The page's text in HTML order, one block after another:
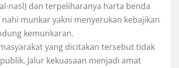
nasl) dan terpeliharanya harta benda
munkar yakni menyerukan kebajikan
kemunkaran.
yang dicitakan tersebut tidak
Jalur kekuasaan menjadi amat